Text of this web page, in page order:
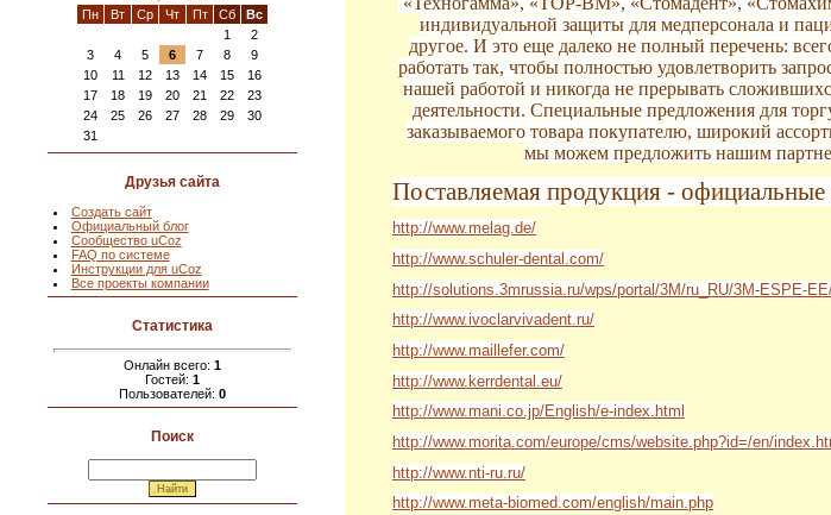
Пн
Вт Ср Чт Пт Сб
Вс
1
2
3
4 5 6 7 8
9
10
11 12 13 14 15
16
17
18 19 20 21 22
23
24
25 26 27 28 29
30
31
Друзья сайта
Создать сайт
Официальный блог
Сообщество uCoz
FAQ по системе
Инструкции для uCoz
Все проекты компании
Статистика
Онлайн всего: 1
Гостей: 1
Пользователей: 0
Поиск
индивидуальной защиты для медперсонала и
другое. И это еще далеко не полный перечень:
работать так, чтобы полностью удовлетворить
нашей работой и никогда не прерывать
деятельности. Специальные предложения для
заказываемого товара покупателю, широкий
мы можем предложить нашим
Поставляемая продукция -
http://www.melag.de/
http://www.schuler-dental.com/
http://solutions.3mrussia.ru/wps/portal/3M/ru_RU/3M-ESPE-
http://www.ivoclarvivadent.ru/
http://www.maillefer.com/
http://www.kerrdental.eu/
http://www.mani.co.jp/English/e-index.html
http://www.morita.com/europe/cms/website.php?id=/en/
http://www.nti-ru.ru/
http://www.meta-biomed.com/english/main.php